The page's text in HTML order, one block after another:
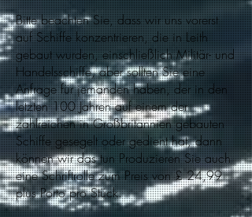
Bitte beachten Sie, dass wir uns vorerst
auf Schiffe konzentrieren, die in Leith
gebaut wurden, einschließlich Militär- und
Handelsschiffe, aber sollten Sie eine
Anfrage für jemanden haben, der in den
letzten 100 Jahren auf einem der
zahlreichen in Großbritannien gebauten
Schiffe gesegelt oder gedient hat, dann
können wir das tun Produzieren Sie auch
eine Schriftrolle zum Preis von £ 24,99
plus Porto pro Stück.